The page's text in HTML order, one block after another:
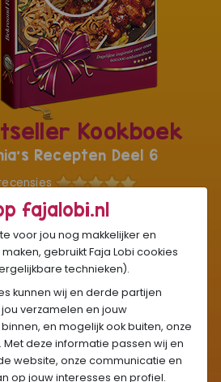
Kookboek
Recepten Deel 6
op ons culinaire kunstwerk met
Met circa 250 pagina’s,
full colour foto’s en
BESTEL NU OP = OP
fajalobi.nl
voor jou nog makkelijker en
gebruikt Faja Lobi cookies
technieken).
kunnen wij en derde partijen
verzamelen en jouw
en mogelijk ook buiten, onze
deze informatie passen wij en
website, onze communicatie en
op jouw interesses en profiel.